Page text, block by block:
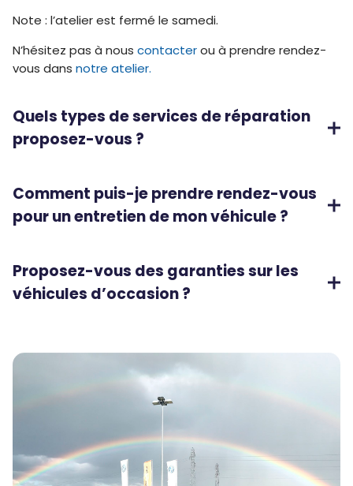
Note : l’atelier est fermé le samedi.
N’hésitez pas à nous contacterou à prendre rendez-
vous dans notre atelier.
Quels types de services de réparation
proposez-vous ?
Comment puis-je prendre rendez-vous
pour un entretien de mon véhicule ?
Proposez-vous des garanties sur les
véhicules d’occasion ?